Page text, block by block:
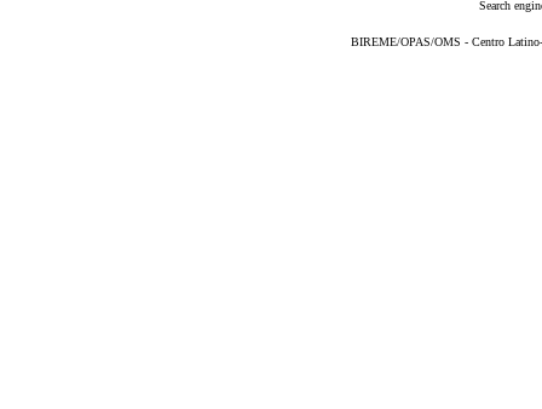
Search
BIREME/OPAS/OMS - Centro Latino-